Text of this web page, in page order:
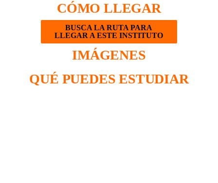
CÓMO LLEGAR
BUSCA LA RUTA PARA
LLEGAR A ESTE INSTITUTO
IMÁGENES
QUÉ PUEDES ESTUDIAR